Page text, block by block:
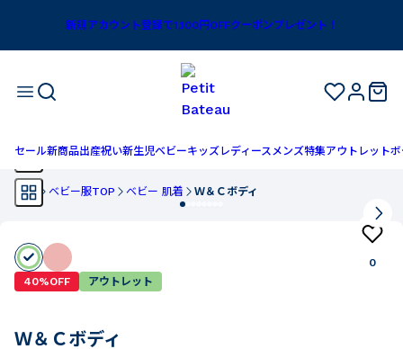
新規アカウント登録で1,100円OFFクーポンプレゼント！
セール新商品出産祝い新生児ベビーキッズ レディースメンズ特集アウトレットボ
TOP ベビー服TOP ベビー 肌着 Ｗ＆Ｃボディ
0
40%OFF
アウトレット
Ｗ＆Ｃボディ